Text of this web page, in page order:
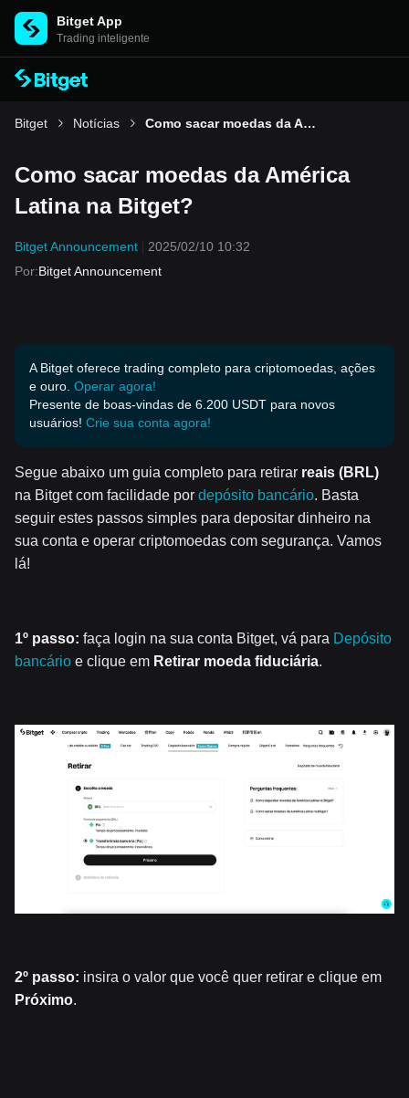
Bitget App
Trading inteligente
Bitget Notícias Como sacar moedas da América Latina na Bitget?
Como sacar moedas da América
Latina na Bitget?
Bitget Announcement
2025/02/10 10:32
Por:Bitget Announcement
A Bitget oferece trading completo para criptomoedas, ações
e ouro. Operar agora!
Presente de boas-vindas de 6.200 USDT para novos
usuários! Crie sua conta agora!
Segue abaixo um guia completo para retirar reais (BRL)
na Bitget com facilidade por depósito bancário. Basta
seguir estes passos simples para depositar dinheiro na
sua conta e operar criptomoedas com segurança. Vamos
lá!
1º passo: faça login na sua conta Bitget, vá para Depósito
bancário e clique em Retirar moeda fiduciária.
2º passo: insira o valor que você quer retirar e clique em
Próximo.